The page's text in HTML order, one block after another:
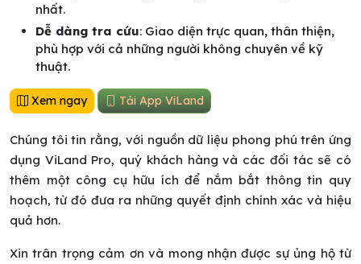
nhất.
Dễ dàng tra cứu: Giao diện trực quan, thân thiện,
phù hợp với cả những người không chuyên về kỹ
thuật.
Xem ngay Tải App ViLand
Chúng tôi tin rằng, với nguồn dữ liệu phong phú trên ứng
dụng ViLand Pro, quý khách hàng và các đối tác sẽ có
thêm một công cụ hữu ích để nắm bắt thông tin quy
hoạch, từ đó đưa ra những quyết định chính xác và hiệu
quả hơn.
Xin trân trọng cảm ơn và mong nhận được sự ủng hộ từ